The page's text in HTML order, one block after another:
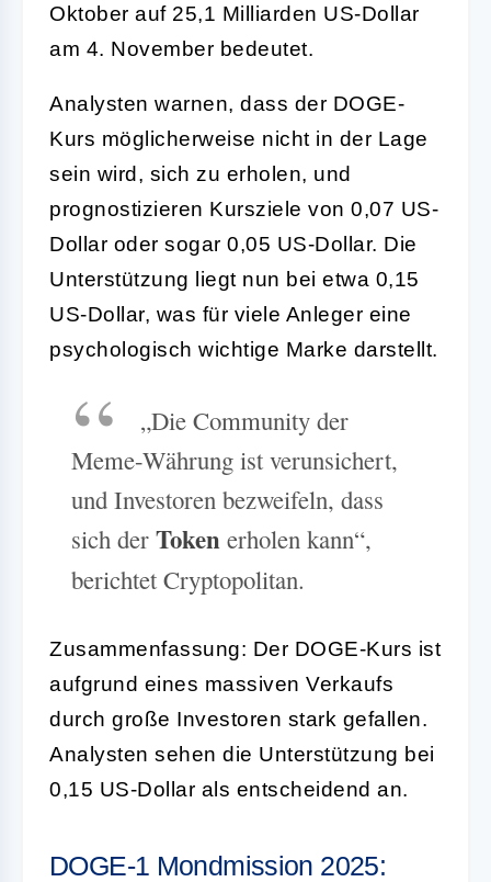
Oktober auf 25,1 Milliarden US-Dollar
am 4. November bedeutet.
Analysten warnen, dass der DOGE-
Kurs möglicherweise nicht in der Lage
sein wird, sich zu erholen, und
prognostizieren Kursziele von 0,07 US-
Dollar oder sogar 0,05 US-Dollar. Die
Unterstützung liegt nun bei etwa 0,15
US-Dollar, was für viele Anleger eine
psychologisch wichtige Marke darstellt.
„Die Community der
Meme-Währung ist verunsichert,
und Investoren bezweifeln, dass
sich der Token erholen kann“,
berichtet Cryptopolitan.
Zusammenfassung: Der DOGE-Kurs ist
aufgrund eines massiven Verkaufs
durch große Investoren stark gefallen.
Analysten sehen die Unterstützung bei
0,15 US-Dollar als entscheidend an.
DOGE-1 Mondmission 2025: